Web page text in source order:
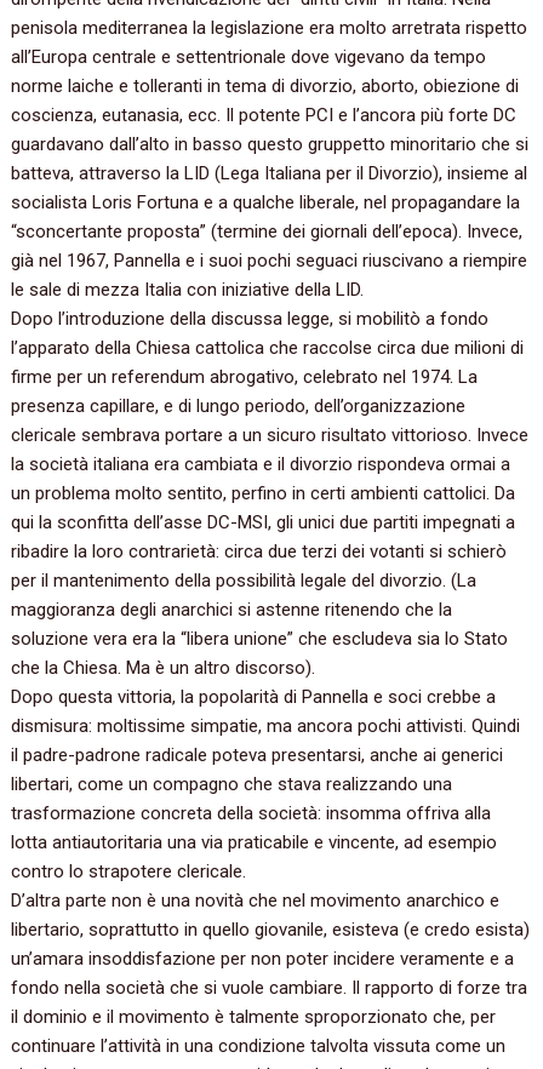
penisola mediterranea la legislazione era molto arretrata rispetto
all’Europa centrale e settentrionale dove vigevano da tempo
norme laiche e tolleranti in tema di divorzio,‭ ‬aborto,‭ ‬obiezione di
coscienza,‭ ‬eutanasia,‭ ‬ecc.‭ ‬Il potente PCI e l’ancora più forte DC
guardavano dall’alto in basso questo gruppetto minoritario che si
batteva,‭ ‬attraverso la LID‭ (‬Lega Italiana per il Divorzio‭)‬,‭ ‬insieme al
socialista Loris Fortuna e a qualche liberale,‭ ‬nel propagandare la‭
“‬sconcertante proposta‭” (‬termine dei giornali dell’epoca‭)‬.‭ ‬Invece,‭
‬già nel‭ ‬1967,‭ ‬Pannella e i suoi pochi seguaci riuscivano a riempire
le sale di mezza Italia con iniziative della LID.
Dopo l’introduzione della discussa legge,‭ ‬si mobilitò a fondo
l’apparato della Chiesa cattolica che raccolse circa due milioni di
firme per un referendum abrogativo,‭ ‬celebrato nel‭ ‬1974.‭ ‬La
presenza capillare,‭ ‬e di lungo periodo,‭ ‬dell’organizzazione
clericale sembrava portare a un sicuro risultato vittorioso.‭ ‬Invece
la società italiana era cambiata e il divorzio rispondeva ormai a
un problema molto sentito,‭ ‬perfino in certi ambienti cattolici.‭ ‬Da
qui la sconfitta dell’asse DC-MSI,‭ ‬gli unici due partiti impegnati a
ribadire la loro contrarietà:‭ ‬circa due terzi dei votanti si schierò
per il mantenimento della possibilità legale del divorzio.‭ (‬La
maggioranza degli anarchici si astenne ritenendo che la
soluzione vera era la‭ “‬libera unione‭” ‬che escludeva sia lo Stato
che la Chiesa.‭ ‬Ma è un altro discorso‭)‬.
Dopo questa vittoria,‭ ‬la popolarità di Pannella e soci crebbe a
dismisura:‭ ‬moltissime simpatie,‭ ‬ma ancora pochi attivisti.‭ ‬Quindi
il padre-padrone radicale poteva presentarsi,‭ ‬anche ai generici
libertari,‭ ‬come un compagno che stava realizzando una
trasformazione concreta della società:‭ ‬insomma offriva alla
lotta antiautoritaria una via praticabile e vincente,‭ ‬ad esempio
contro lo strapotere clericale.‭
D’altra parte non è una novità che nel movimento anarchico e
libertario,‭ ‬soprattutto in quello giovanile,‭ ‬esisteva‭ (‬e credo esista‭)
‬un’amara insoddisfazione per non poter incidere veramente e a
fondo nella società che si vuole cambiare.‭ ‬Il rapporto di forze tra
il dominio e il movimento è talmente sproporzionato che,‭ ‬per
continuare l’attività in una condizione talvolta vissuta come un